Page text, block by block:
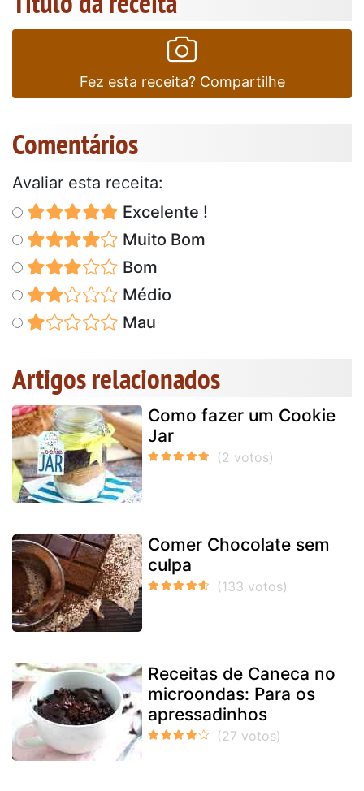
Fez esta receita? Compartilhe
Comentários
Avaliar esta receita:
Excelente !
Muito Bom
Bom
Médio
Mau
Artigos relacionados
Como fazer um Cookie
Jar
Comer Chocolate sem
culpa
Receitas de Caneca no
microondas: Para os
apressadinhos